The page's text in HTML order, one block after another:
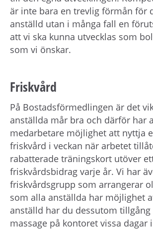
är inte bara en trevlig förmån för
anställd utan i många fall en
att vi ska kunna utvecklas som
som vi önskar.
Friskvård
På Bostadsförmedlingen är det
anställda mår bra och därför har
medarbetare möjlighet att nyttja
friskvård i veckan när arbetet
rabatterade träningskort utöver
friskvårdsbidrag varje år. Vi har
friskvårdsgrupp som arrangerar
som alla anställda har möjlighet
anställd har du dessutom
massage på kontoret vissa dagar